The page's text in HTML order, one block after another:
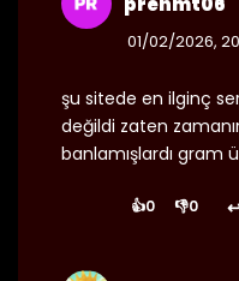
01/02/2026,
şu sitede en ilginç
değildi zaten
banlamışlardı gram
👍0 👎0